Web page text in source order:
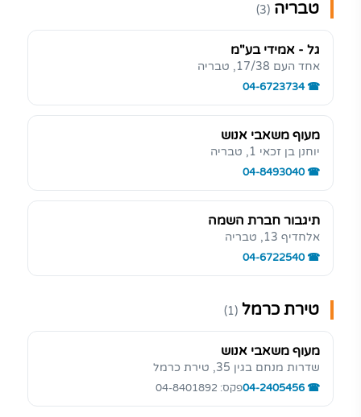
טבריה (3)
גל - אמידי בע"מ
אחד העם 17/38, טבריה
04-6723734
מעוף משאבי אנוש
יוחנן בן זכאי 1, טבריה
04-8493040
תיגבור חברת השמה
אלחדיף 13, טבריה
04-6722540
טירת כרמל (1)
מעוף משאבי אנוש
שדרות מנחם בגין 35, טירת כרמל
04-2405456פקס: 04-8401892